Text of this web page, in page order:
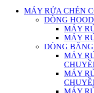
MÁY RỬA CHÉN
DÒNG
MÁY
MÁY
DÒNG
MÁY
MÁY
MÁY